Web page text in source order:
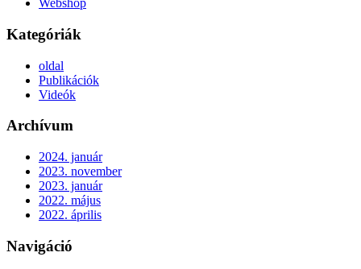
Webshop
Kategóriák
oldal
Publikációk
Videók
Archívum
2024. január
2023. november
2023. január
2022. május
2022. április
Navigáció